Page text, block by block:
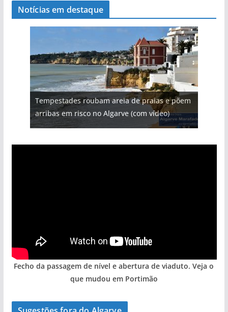
Notícias em destaque
Tempestades roubam areia de praias e põem
arribas em risco no Algarve (com vídeo)
Tapas do mar a 3 euros cada. Nova rota
gastronómica nasce no Algarve
Foto do dia: uma cidade algarvia que cresceu
entre redes e fábricas
Milagre da água. Fontes emblemáticas do
Algarve voltam a ter vida (com vídeo)
Projeto milionário: investimento de 108
milhões de euros na construção de dois
hotéis (com vídeo)
Fecho da passagem de nível e abertura de viaduto. Veja o
que mudou em Portimão